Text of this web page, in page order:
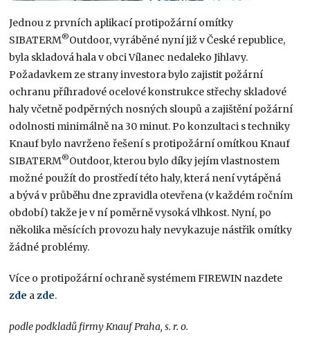
Jednou z prvních aplikací protipožární omítky
SIBATERM®Outdoor, vyráběné nyní již v České republice,
byla skladová hala v obci Vílanec nedaleko Jihlavy.
Požadavkem ze strany investora bylo zajistit požární
ochranu příhradové ocelové konstrukce střechy skladové
haly včetně podpěrných nosných sloupů a zajištění požární
odolnosti minimálně na 30 minut. Po konzultaci s techniky
Knauf bylo navrženo řešení s protipožární omítkou Knauf
SIBATERM®Outdoor, kterou bylo díky jejím vlastnostem
možné použít do prostředí této haly, která není vytápěná
a bývá v průběhu dne zpravidla otevřena (v každém ročním
období) takže je v ní poměrně vysoká vlhkost. Nyní, po
několika měsících provozu haly nevykazuje nástřik omítky
žádné problémy.
Více o protipožární ochraně systémem FIREWIN nazdete
zde a zde.
podle podkladů firmy Knauf Praha, s. r. o.